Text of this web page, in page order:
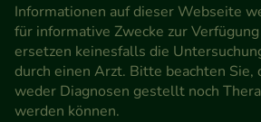
Informationen auf dieser Webseite
für informative Zwecke zur
ersetzen keinesfalls die
durch einen Arzt. Bitte beachten Sie,
weder Diagnosen gestellt noch
werden können.